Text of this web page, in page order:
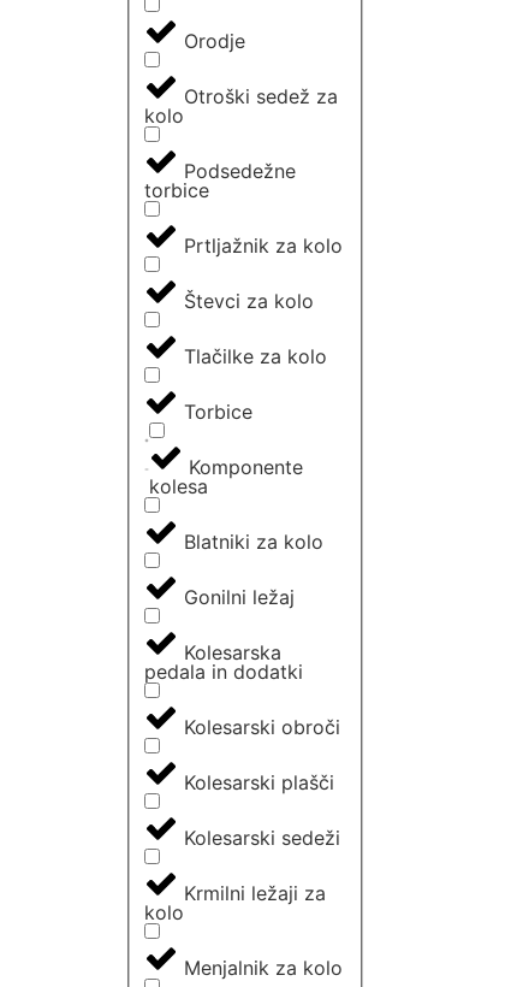
Orodje
Otroški sedež za
kolo
Podsedežne
torbice
Prtljažnik za kolo
Števci za kolo
Tlačilke za kolo
Torbice
Komponente
kolesa
Blatniki za kolo
Gonilni ležaj
Kolesarska
pedala in dodatki
Kolesarski obroči
Kolesarski plašči
Kolesarski sedeži
Krmilni ležaji za
kolo
Menjalnik za kolo